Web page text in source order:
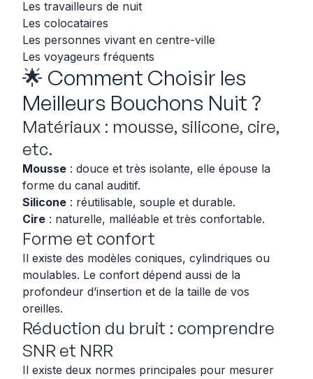
Les travailleurs de nuit
Les colocataires
Les personnes vivant en centre-ville
Les voyageurs fréquents
🌟 Comment Choisir les
Meilleurs Bouchons Nuit ?
Matériaux : mousse, silicone, cire,
etc.
Mousse : douce et très isolante, elle épouse la
forme du canal auditif.
Silicone : réutilisable, souple et durable.
Cire : naturelle, malléable et très confortable.
Forme et confort
Il existe des modèles coniques, cylindriques ou
moulables. Le confort dépend aussi de la
profondeur d’insertion et de la taille de vos
oreilles.
Réduction du bruit : comprendre
SNR et NRR
Il existe deux normes principales pour mesurer